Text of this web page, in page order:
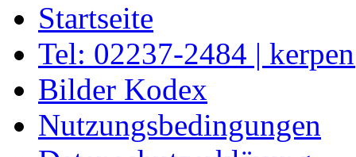
Startseite
Tel: 02237-2484 |
Bilder Kodex
Nutzungsbedingungen